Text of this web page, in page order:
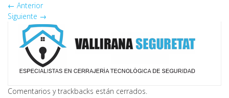
← Anterior
Siguiente →
Comentarios y trackbacks están cerrados.